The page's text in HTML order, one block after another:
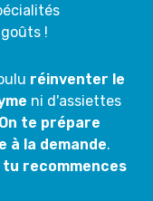
!
réinventer le
ni d'assiettes
On te prépare
à la demande.
recommences